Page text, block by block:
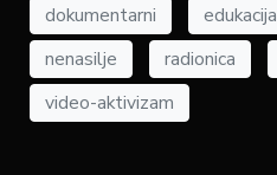
dokumentarni
edukacija
nenasilje
radionica
video-aktivizam